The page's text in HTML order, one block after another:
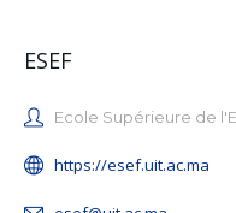
ESEF
Ecole Supérieure de
https://esef.uit.ac.ma